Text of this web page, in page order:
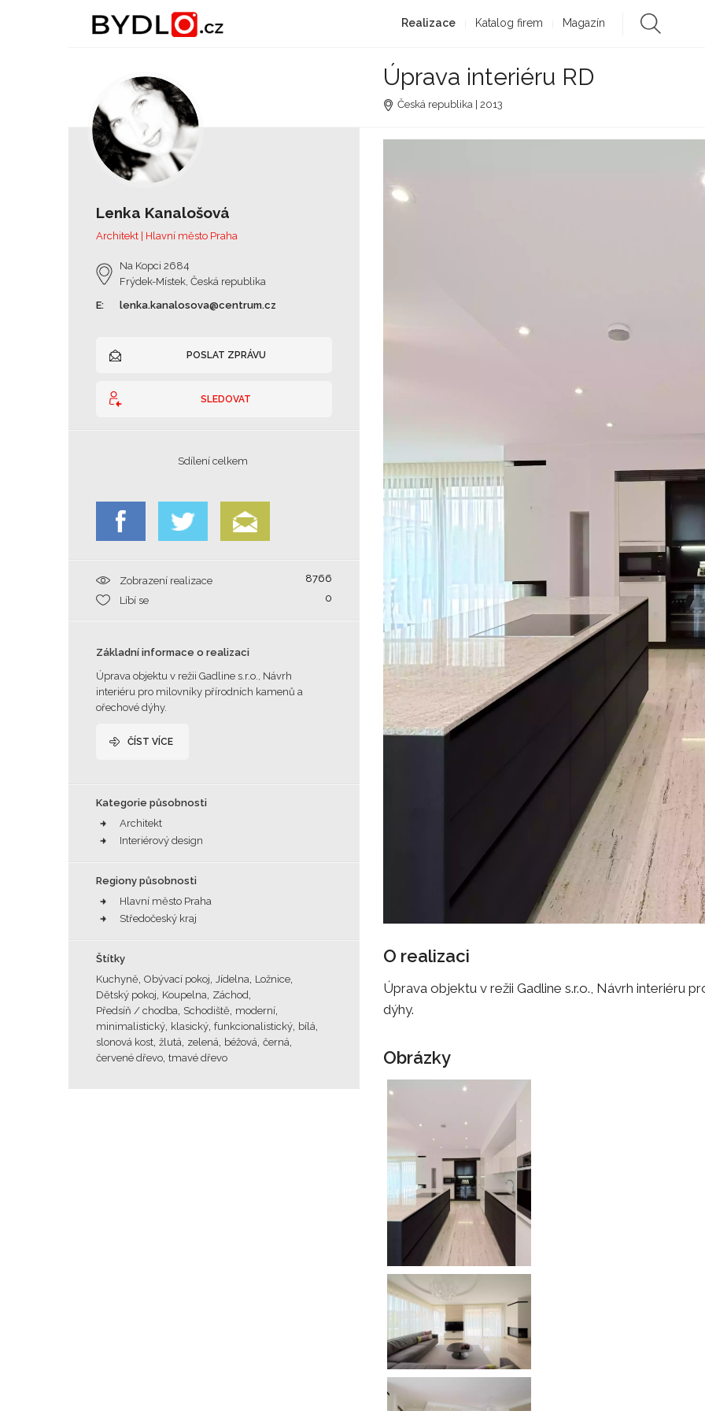
Realizace Katalog firem Magazín
Úprava interiéru RD
Česká republika | 2013
Lenka Kanalošová
Architekt | Hlavní město Praha
Na Kopci 2684
Frýdek-Místek, Česká republika
E:
lenka.kanalosova@centrum.cz
POSLAT ZPRÁVU
SLEDOVAT
Sdílení celkem
Zobrazení realizace
8766
Líbí se
0
Základní informace o realizaci
Úprava objektu v režii Gadline s.r.o., Návrh
interiéru pro milovníky přírodních kamenů a
ořechové dýhy.
ČÍST VÍCE
Kategorie působnosti
Architekt
Interiérový design
Regiony působnosti
Hlavní město Praha
Středočeský kraj
Štítky
Kuchyně Obývací pokoj Jídelna Ložnice
Dětský pokoj Koupelna Záchod
Předsíň / chodba Schodiště moderní
minimalistický klasický funkcionalistický bílá
slonová kost žlutá zelená béžová černá
červené dřevo tmavé dřevo
O realizaci
Úprava objektu v režii Gadline s.r.o., Návrh interiéru
dýhy.
Obrázky